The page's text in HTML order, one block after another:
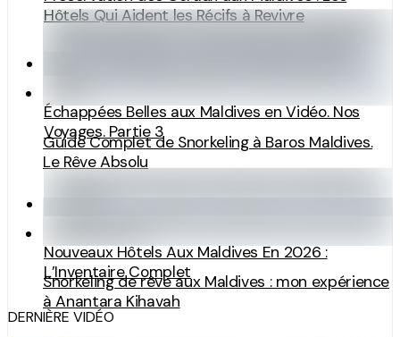
Hôtels Qui Aident les Récifs à Revivre
Échappées Belles aux Maldives en Vidéo. Nos
Voyages. Partie 3
Nouveaux Hôtels Aux Maldives En 2026 :
L’Inventaire Complet
DERNIÈRE VIDÉO
Guide Complet de Snorkeling à Baros Maldives.
Le Rêve Absolu
Snorkeling de rêve aux Maldives : mon expérience
à Anantara Kihavah